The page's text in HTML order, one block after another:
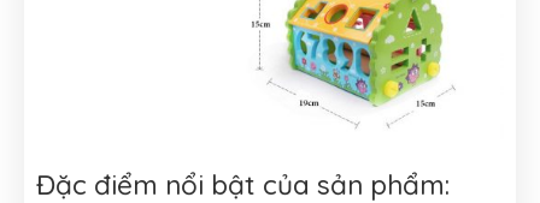
Đặc điểm nổi bật của sản phẩm: